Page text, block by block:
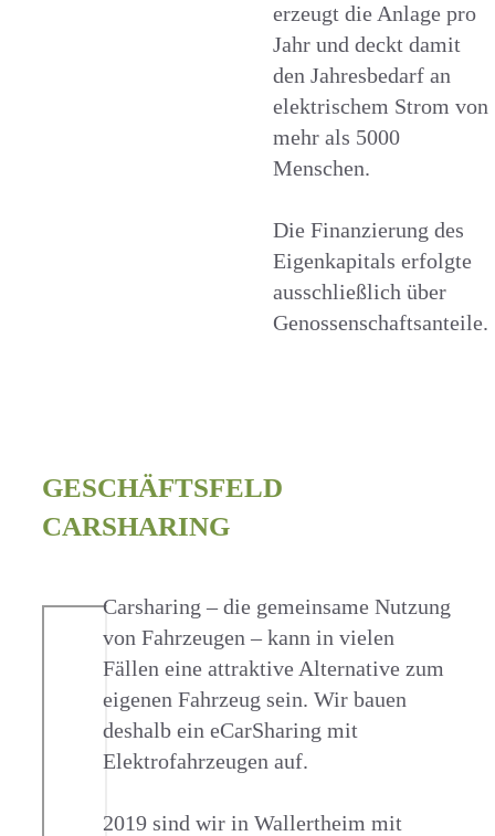
erzeugt die Anlage pro
Jahr und deckt damit
den Jahresbedarf an
elektrischem Strom von
mehr als 5000
Menschen.
Die Finanzierung des
Eigenkapitals erfolgte
ausschließlich über
Genossenschaftsanteile.
GESCHÄFTSFELD
CARSHARING
Carsharing – die gemeinsame Nutzung
von Fahrzeugen – kann in vielen
Fällen eine attraktive Alternative zum
eigenen Fahrzeug sein. Wir bauen
deshalb ein eCarSharing mit
Elektrofahrzeugen auf.
2019 sind wir in Wallertheim mit